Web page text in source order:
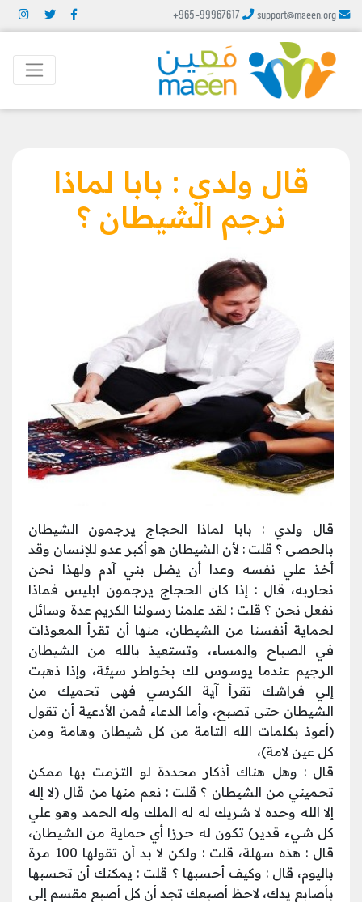
support@maeen.org
+965-99967617
قال ولدي : بابا لماذا
نرجم الشيطان ؟
قال ولدي : بابا لماذا الحجاج يرجمون الشيطان
بالحصى ؟ قلت : لأن الشيطان هو أكبر عدو للإنسان وقد
أخذ علي نفسه وعدا أن يضل بني آدم ولهذا نحن
نحاربه، قال : إذا كان الحجاج يرجمون ابليس فماذا
نفعل نحن ؟ قلت : لقد علمنا رسولنا الكريم عدة وسائل
لحماية أنفسنا من الشيطان، منها أن تقرأ المعوذات
في الصباح والمساء، وتستعيذ بالله من الشيطان
الرجيم عندما يوسوس لك بخواطر سيئة، وإذا ذهبت
إلي فراشك تقرأ آية الكرسي فهى تحميك من
الشيطان حتى تصبح، وأما الدعاء فمن الأدعية أن تقول
(أعوذ بكلمات الله التامة من كل شيطان وهامة ومن
كل عين لامة)،
قال : وهل هناك أذكار محددة لو التزمت بها ممكن
تحميني من الشيطان ؟ قلت : نعم منها من قال (لا إله
إلا الله وحده لا شريك له له الملك وله الحمد وهو علي
كل شيء قدير) تكون له حرزا أي حماية من الشيطان،
قال : هذه سهلة، قلت : ولكن لا بد أن تقولها 100 مرة
باليوم، قال : وكيف أحسبها ؟ قلت : يمكنك أن تحسبها
بأصابع يدك، لاحظ أصبعك تجد أن كل أصبع مقسم إلي